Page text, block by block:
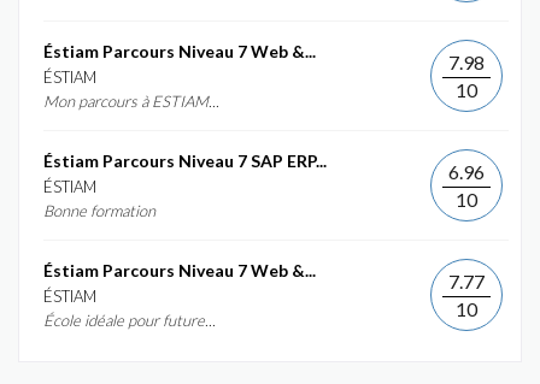
Éstiam Parcours Niveau 7 Web &...
ÉSTIAM
Mon parcours à ESTIAM...
7.98
10
Éstiam Parcours Niveau 7 SAP ERP...
ÉSTIAM
Bonne formation
6.96
10
Éstiam Parcours Niveau 7 Web &...
ÉSTIAM
École idéale pour future...
7.77
10